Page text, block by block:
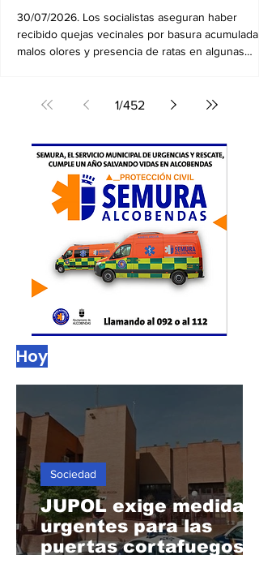
El PSOE alerta del deterioro
de la limpieza en
Alcobendas
recibido quejas vecinales por basura acumulada,
zonas
1/452
Hoy
Sociedad